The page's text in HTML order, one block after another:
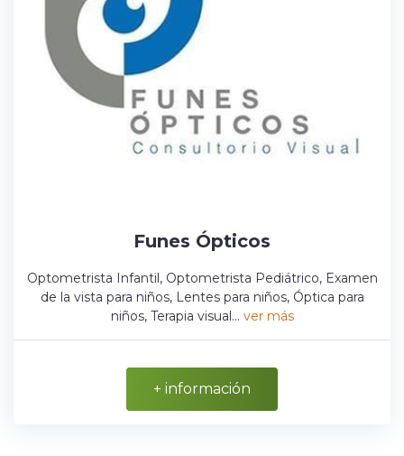
Funes Ópticos
Optometrista Infantil, Optometrista Pediátrico, Examen
de la vista para niños, Lentes para niños, Óptica para
niños, Terapia visual... ver más
+ información